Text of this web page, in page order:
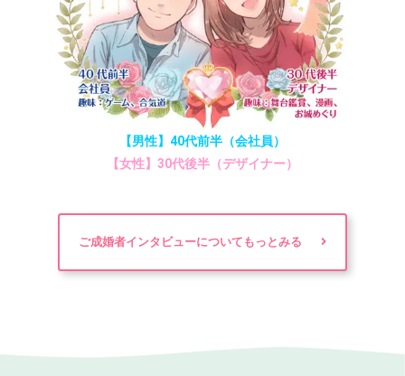
【男性】40代前半（会社員）
【女性】30代後半（デザイナー）
ご成婚者インタビューについてもっとみる